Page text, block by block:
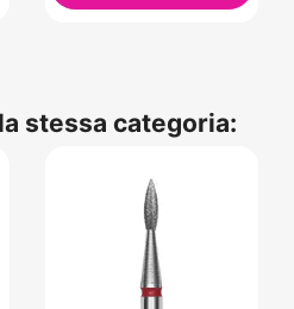
stessa categoria: